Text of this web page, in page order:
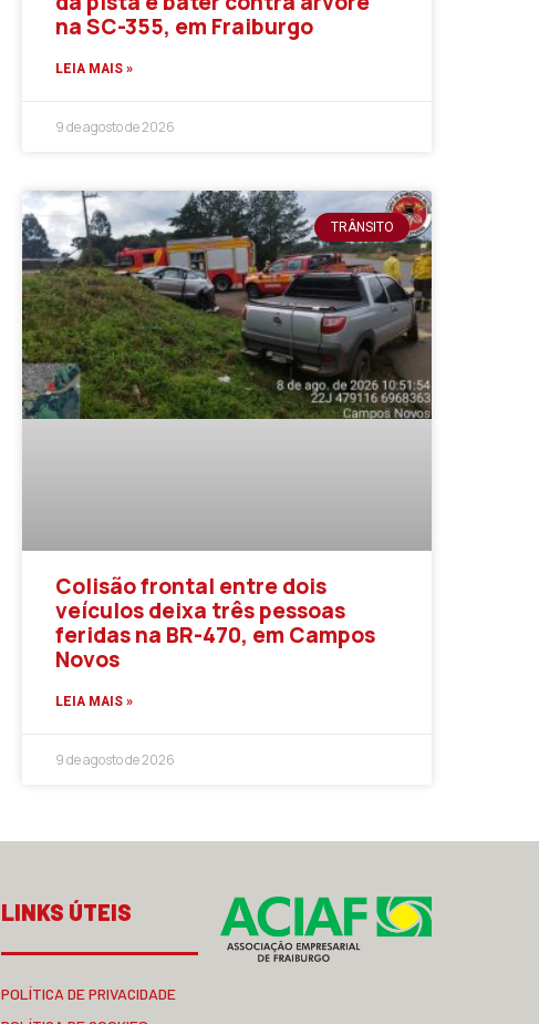
na SC-355, em Fraiburgo
LEIA MAIS »
9 de agosto de 2026
TRÂNSITO
Colisão frontal entre dois
veículos deixa três pessoas
feridas na BR-470, em Campos
Novos
LEIA MAIS »
9 de agosto de 2026
LINKS ÚTEIS
POLÍTICA DE PRIVACIDADE